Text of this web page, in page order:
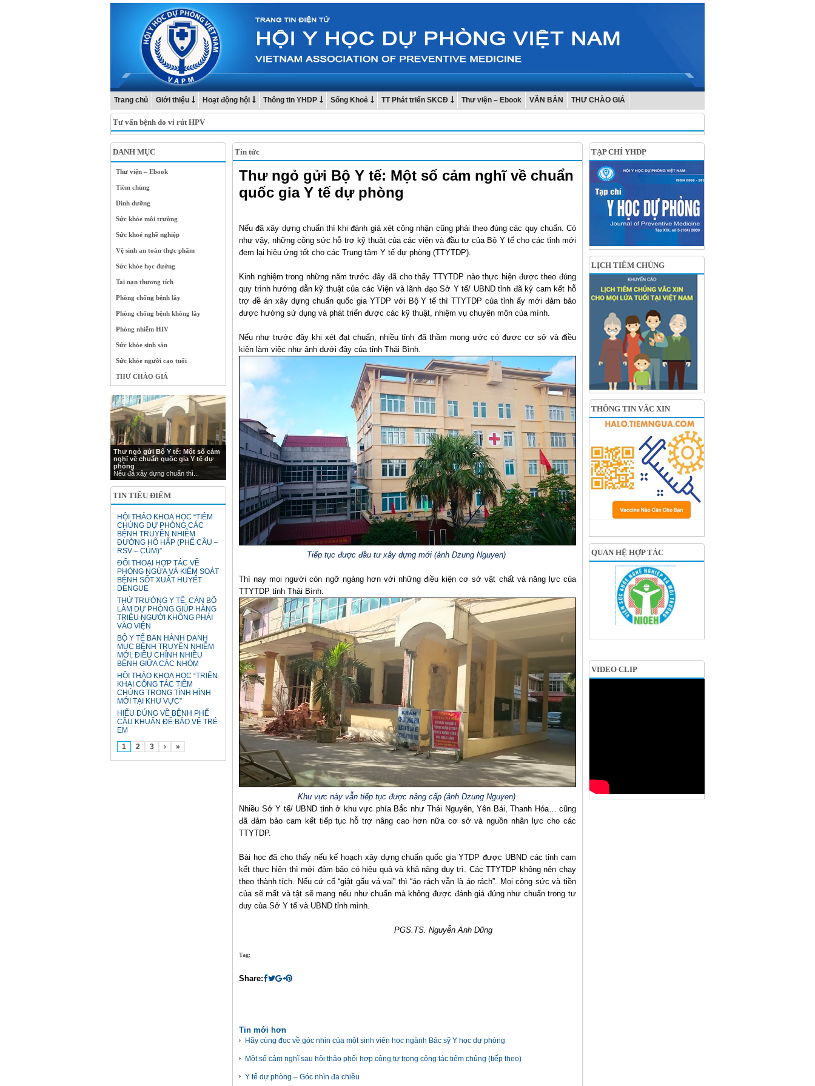
Trang chủ Giới thiệu Hoạt động hội Thông tin YHDP Sống Khoẻ TT Phát triển SKCĐ Thư viện – Ebook VĂN BẢN THƯ CHÀO GIÁ
Tư vấn bệnh do vi rút HPV
DANH MỤC
Thư viện – Ebook
Tiêm chủng
Dinh dưỡng
Sức khỏe môi trường
Sức khoẻ nghề nghiệp
Vệ sinh an toàn thực phẩm
Sức khỏe học đường
Tai nạn thương tích
Phòng chống bệnh lây
Phòng chống bệnh không lây
Phòng nhiễm HIV
Sức khỏe sinh sản
Sức khỏe người cao tuổi
THƯ CHÀO GIÁ
Thư ngỏ gửi Bộ Y tế: Một số cảm
nghĩ về chuẩn quốc gia Y tế dự
phòng
Nếu đã xây dựng chuẩn thì...
TIN TIÊU ĐIỂM
HỘI THẢO KHOA HỌC “TIÊM
CHỦNG DỰ PHÒNG CÁC
BỆNH TRUYỀN NHIỄM
ĐƯỜNG HÔ HẤP (PHẾ CẦU –
RSV – CÚM)”
ĐỐI THOẠI HỢP TÁC VỀ
PHÒNG NGỪA VÀ KIỂM SOÁT
BỆNH SỐT XUẤT HUYẾT
DENGUE
THỨ TRƯỞNG Y TẾ: CÁN BỘ
LÀM DỰ PHÒNG GIÚP HÀNG
TRIỆU NGƯỜI KHÔNG PHẢI
VÀO VIỆN
BỘ Y TẾ BAN HÀNH DANH
MỤC BỆNH TRUYỀN NHIỄM
MỚI, ĐIỀU CHỈNH NHIỀU
BỆNH GIỮA CÁC NHÓM
HỘI THẢO KHOA HỌC “TRIỂN
KHAI CÔNG TÁC TIÊM
CHỦNG TRONG TÌNH HÌNH
MỚI TẠI KHU VỰC”
HIỂU ĐÚNG VỀ BỆNH PHẾ
CẦU KHUẨN ĐỂ BẢO VỆ TRẺ
EM
1
2 3 › »
Tin tức
Thư ngỏ gửi Bộ Y tế: Một số cảm nghĩ về chuẩn
quốc gia Y tế dự phòng
Nếu đã xây dựng chuẩn thì khi đánh giá xét công nhận cũng phải theo đúng các quy chuẩn. Có
như vậy, những công sức hỗ trợ kỹ thuật của các viện và đầu tư của Bộ Y tế cho các tỉnh mới
đem lại hiệu ứng tốt cho các Trung tâm Y tế dự phòng (TTYTDP).
Kinh nghiệm trong những năm trước đây đã cho thấy TTYTDP nào thực hiện được theo đúng
quy trình hướng dẫn kỹ thuật của các Viện và lãnh đạo Sở Y tế/ UBND tỉnh đã ký cam kết hỗ
trợ đề án xây dựng chuẩn quốc gia YTDP với Bộ Y tế thì TTYTDP của tỉnh ấy mới đảm bảo
được hướng sử dụng và phát triển được các kỹ thuật, nhiệm vụ chuyên môn của mình.
Nếu như trước đây khi xét đạt chuẩn, nhiều tỉnh đã thầm mong ước có được cơ sở và điều
kiện làm việc như ảnh dưới đây của tỉnh Thái Bình.
Tiếp tục được đầu tư xây dựng mới (ảnh Dzung Nguyen)
Thì nay mọi người còn ngỡ ngàng hơn với những điều kiện cơ sở vật chất và năng lực của
TTYTDP tỉnh Thái Bình.
Khu vực này vẫn tiếp tục được nâng cấp (ảnh Dzung Nguyen)
Nhiều Sở Y tế/ UBND tỉnh ở khu vực phía Bắc như Thái Nguyên, Yên Bái, Thanh Hóa… cũng
đã đảm bảo cam kết tiếp tục hỗ trợ nâng cao hơn nữa cơ sở và nguồn nhân lực cho các
TTYTDP.
Bài học đã cho thấy nếu kế hoạch xây dựng chuẩn quốc gia YTDP được UBND các tỉnh cam
kết thực hiện thì mới đảm bảo có hiệu quả và khả năng duy trì. Các TTYTDP không nên chạy
theo thành tích. Nếu cứ cố “giật gấu vá vai” thì “áo rách vẫn là áo rách”. Mọi công sức và tiền
của sẽ mất và tật sẽ mang nếu như chuẩn mà không được đánh giá đúng như chuẩn trong tư
duy của Sở Y tế và UBND tỉnh mình.
PGS.TS. Nguyễn Anh Dũng
Tag:
Share:
Tin mới hơn
Hãy cùng đọc về góc nhìn của một sinh viên học ngành Bác sỹ Y học dự phòng
Một số cảm nghĩ sau hội thảo phối hợp công tư trong công tác tiêm chủng (tiếp theo)
Y tế dự phòng – Góc nhìn đa chiều
TẠP CHÍ YHDP
LỊCH TIÊM CHỦNG
THÔNG TIN VẮC XIN
QUAN HỆ HỢP TÁC
VIDEO CLIP